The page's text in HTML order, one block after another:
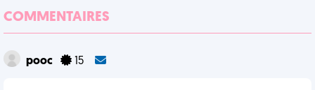
COMMENTAIRES
pooc 15